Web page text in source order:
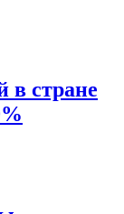
в стране